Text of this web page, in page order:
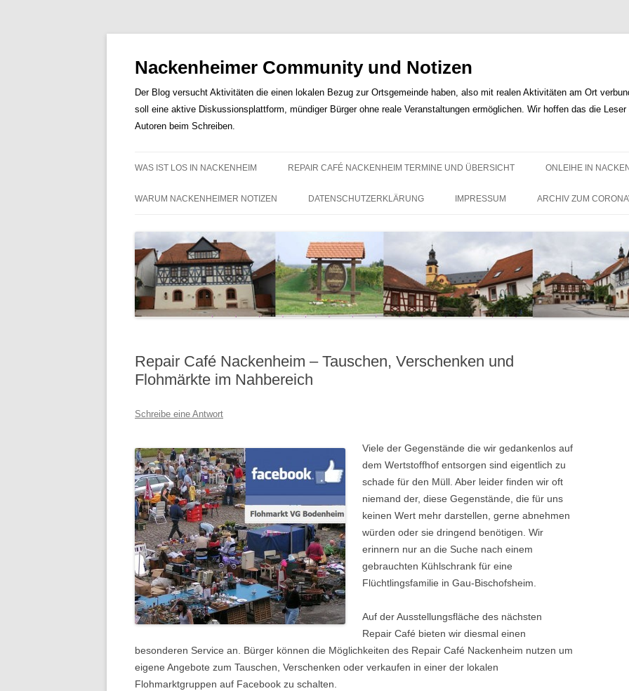
Nackenheimer Community und Notizen
Der Blog versucht Aktivitäten die einen lokalen Bezug zur Ortsgemeinde haben, also mit realen Aktivitäten am Ort
soll eine aktive Diskussionsplattform, mündiger Bürger ohne reale Veranstaltungen ermöglichen. Wir hoffen das die
Autoren beim Schreiben.
Inhalt
WAS IST LOS IN NACKENHEIM REPAIR CAFÉ NACKENHEIM TERMINE UND ÜBERSICHT ONLEIHE IN
WARUM NACKENHEIMER NOTIZEN DATENSCHUTZERKLÄRUNG IMPRESSUM ARCHIV ZUM
Repair Café Nackenheim – Tauschen, Verschenken und
Flohmärkte im Nahbereich
Schreibe eine Antwort
Viele der Gegenstände die wir gedankenlos auf
dem Wertstoffhof entsorgen sind eigentlich zu
schade für den Müll. Aber leider finden wir oft
niemand der, diese Gegenstände, die für uns
keinen Wert mehr darstellen, gerne abnehmen
würden oder sie dringend benötigen. Wir
erinnern nur an die Suche nach einem
gebrauchten Kühlschrank für eine
Flüchtlingsfamilie in Gau-Bischofsheim.
Auf der Ausstellungsfläche des nächsten
Repair Café bieten wir diesmal einen
besonderen Service an. Bürger können die Möglichkeiten des Repair Café Nackenheim nutzen um
eigene Angebote zum Tauschen, Verschenken oder verkaufen in einer der lokalen
Flohmarktgruppen auf Facebook zu schalten.